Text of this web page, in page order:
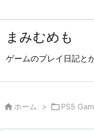
まみむめも
ゲームのプレイ日記と
 ホーム > PS5